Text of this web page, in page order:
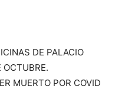
DE PALACIO
OCTUBRE.
MUERTO POR COVID